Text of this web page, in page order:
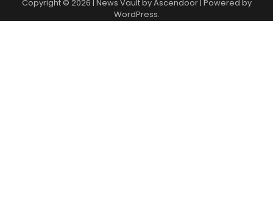
Copyright © 2026 | News Vault byAscendoor| Powered by
WordPress.